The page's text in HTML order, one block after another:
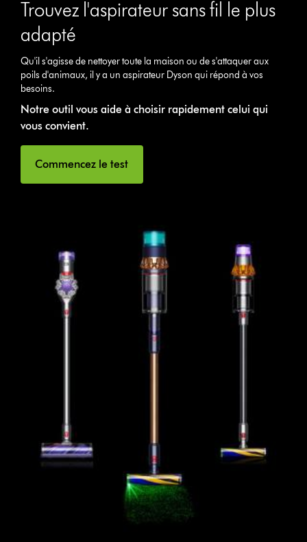
Trouvez l'aspirateur sans fil le plus
adapté
Qu'il s'agisse de nettoyer toute la maison ou de s'attaquer aux
poils d'animaux, il y a un aspirateur Dyson qui répond à vos
besoins.
Notre outil vous aide à choisir rapidement celui qui
vous convient.
Commencez le test